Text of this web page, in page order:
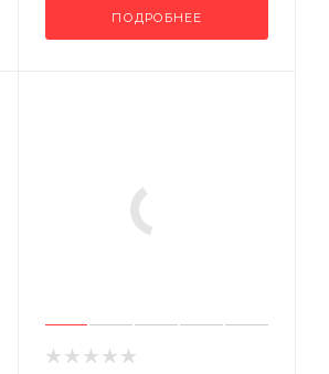
ПОДРОБНЕЕ